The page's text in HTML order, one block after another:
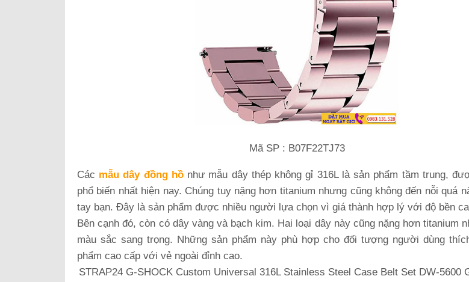
Mã SP : B07F22TJ73
Các mẫu dây đồng hồnhư mẫu dây thép không gỉ 316L là sản phẩm tầm trung,
phổ biến nhất hiện nay. Chúng tuy nặng hơn titanium nhưng cũng không đến nỗi quá
tay bạn. Đây là sản phẩm được nhiều người lựa chọn vì giá thành hợp lý với độ bền
Bên cạnh đó, còn có dây vàng và bạch kim. Hai loại dây này cũng nặng hơn titanium
màu sắc sang trọng. Những sản phẩm này phù hợp cho đối tượng người dùng
phẩm cao cấp với vẻ ngoài đỉnh cao.
STRAP24 G-SHOCK Custom Universal 316L Stainless Steel Case Belt Set DW-5600